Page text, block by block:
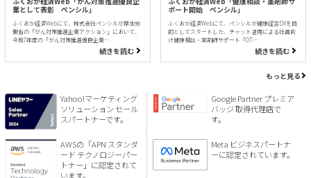
業として表彰 ペンシル」
ふくおか経済Webにて、株式会社ペンシルが厚生労
働省の「がん対策推進企業アクション」において、
令和7年度の「がん対策推進優良企業…
続きを読む
ポート開始 ペンシル」
ふくおか経済Webにて、ペンシルが健康経営DXを目
的としてスタートした、チャット活用による社員向
け健康相談・薬剤師サポート「OT…
続きを読む
もっと見る
Yahoo!マーケティング
ソリューション セール
スパートナーです。
Google Partner プレミア
バッジ 取得代理店で
す。
AWSの「APN スタンダ
ード テクノロジーパー
トナー」に認定されて
います。
Meta ビジネスパートナ
ーに認定されています。